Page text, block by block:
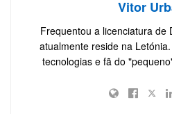
Vitor
Frequentou a licenciatura de
atualmente reside na
tecnologias e fã do